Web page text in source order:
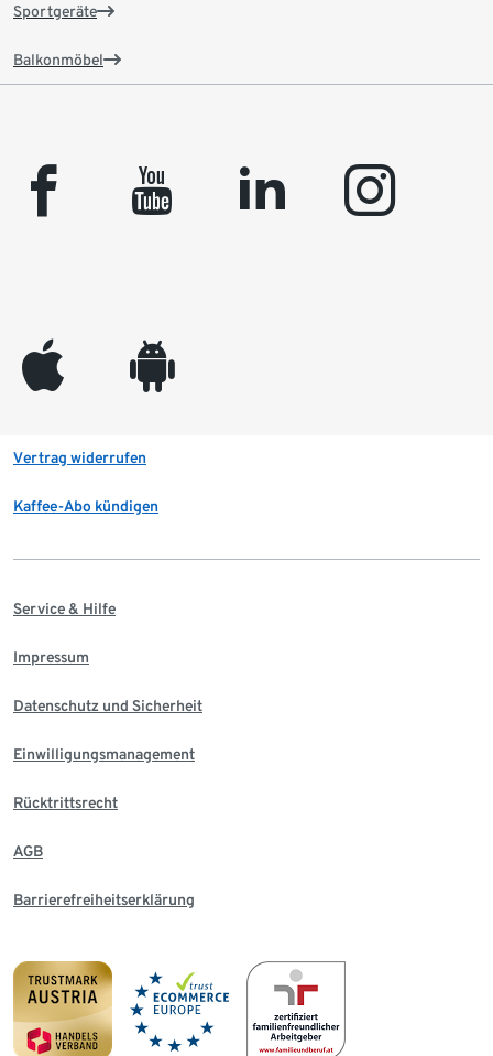
Sportgeräte
Balkonmöbel
facebook youtube linkedin instagram
appleinc android
Vertrag widerrufen
Kaffee-Abo kündigen
Service & Hilfe
Impressum
Datenschutz und Sicherheit
Einwilligungsmanagement
Rücktrittsrecht
AGB
Barrierefreiheitserklärung